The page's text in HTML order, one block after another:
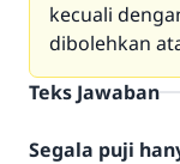
kecuali
dibolehkan
Teks Jawaban
Segala puji